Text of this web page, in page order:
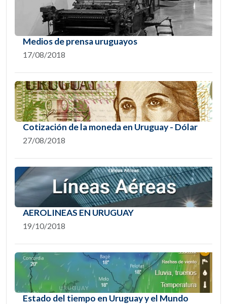
Medios de prensa uruguayos
17/08/2018
Cotización de la moneda en Uruguay - Dólar
27/08/2018
AEROLINEAS EN URUGUAY
19/10/2018
Estado del tiempo en Uruguay y el Mundo